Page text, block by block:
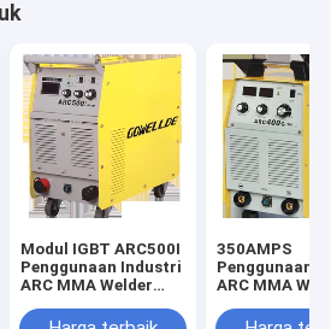
Modul IGBT ARC500I
Penggunaan Industri
ARC MMA Welder
350AMPS
Penggunaan
ARC MMA
Model IGBT